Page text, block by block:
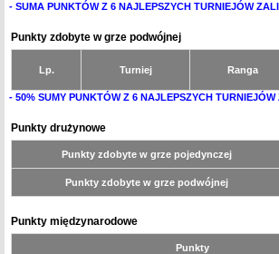
- SUMA PUNKTÓW Z 6 NAJLEPSZYCH TURNIEJÓW
Punkty zdobyte w grze podwójnej
Lp. Turniej Ranga
- 50% SUMY PUNKTÓW Z 6 NAJLEPSZYCH
Punkty drużynowe
Punkty zdobyte w grze pojedynczej
Punkty zdobyte w grze podwójnej
Punkty międzynarodowe
Punkty